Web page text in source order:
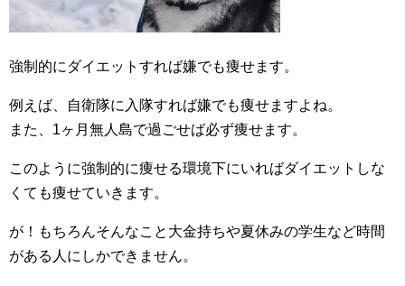
強制的にダイエットすれば嫌でも痩せます。
例えば、自衛隊に入隊すれば嫌でも痩せますよね。
また、1ヶ月無人島で過ごせば必ず痩せます。
このように強制的に痩せる環境下にいればダイエットしな
くても痩せていきます。
が！もちろんそんなこと大金持ちや夏休みの学生など時間
がある人にしかできません。